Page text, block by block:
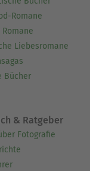
Romane
Romane
Liebesromane
Bücher
& Ratgeber
Fotografie